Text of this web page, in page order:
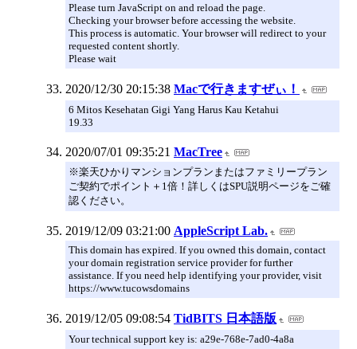
Please turn JavaScript on and reload the page.
Checking your browser before accessing the website.
This process is automatic. Your browser will redirect to your
requested content shortly.
Please wait
2020/12/30 20:15:38 Macで行きますぜぃ！
6 Mitos Kesehatan Gigi Yang Harus Kau Ketahui
19.33
2020/07/01 09:35:21 MacTree
※楽天ひかりマンションプランまたはファミリープラン
ご契約でポイント＋1倍！詳しくはSPU説明ページをご確
認ください。
2019/12/09 03:21:00 AppleScript Lab.
This domain has expired. If you owned this domain, contact
your domain registration service provider for further
assistance. If you need help identifying your provider, visit
https://www.tucowsdomains
2019/12/05 09:08:54 TidBITS 日本語版
Your technical support key is: a29e-768e-7ad0-4a8a